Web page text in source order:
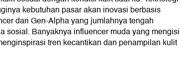
kebutuhan pasar akan inovasi berbasis
dari Gen-Alpha yang jumlahnya tengah
sosial. Banyaknya influencer muda yang mengisi
tren kecantikan dan penampilan kulit